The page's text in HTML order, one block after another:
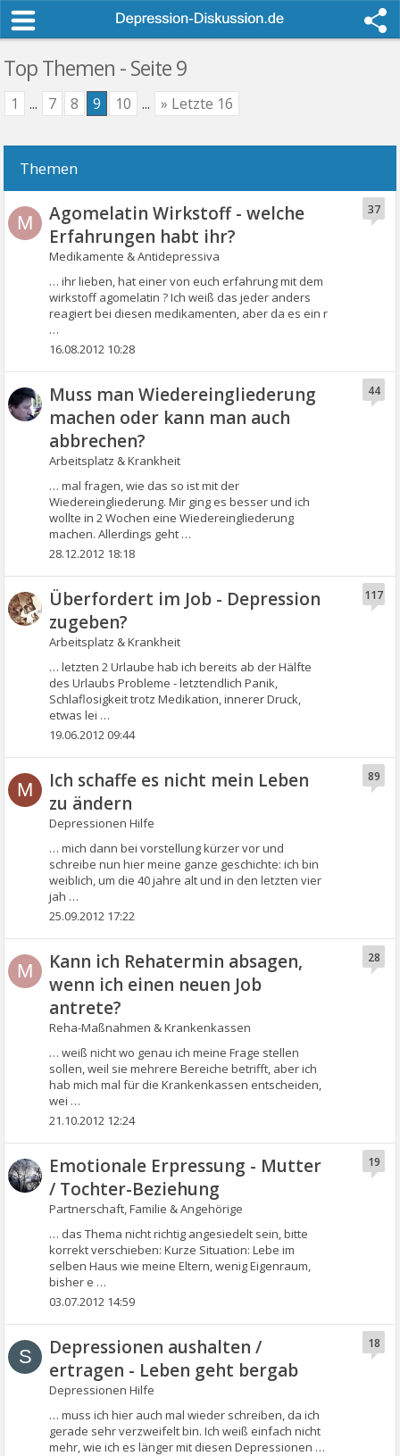
Top Themen - Seite 9
1 ... 7 8 9 10 ... » Letzte 16
Themen
M
Agomelatin Wirkstoff - welche
Erfahrungen habt ihr?
Medikamente & Antidepressiva
… ihr lieben, hat einer von euch erfahrung mit dem
wirkstoff agomelatin ? Ich weiß das jeder anders
reagiert bei diesen medikamenten, aber da es ein r
…
37
16.08.2012 10:28
Muss man Wiedereingliederung
machen oder kann man auch
abbrechen?
Arbeitsplatz & Krankheit
… mal fragen, wie das so ist mit der
Wiedereingliederung. Mir ging es besser und ich
wollte in 2 Wochen eine Wiedereingliederung
machen. Allerdings geht …
44
28.12.2012 18:18
Überfordert im Job - Depression
zugeben?
Arbeitsplatz & Krankheit
… letzten 2 Urlaube hab ich bereits ab der Hälfte
des Urlaubs Probleme - letztendlich Panik,
Schlaflosigkeit trotz Medikation, innerer Druck,
etwas lei …
117
19.06.2012 09:44
M
Ich schaffe es nicht mein Leben
zu ändern
Depressionen Hilfe
… mich dann bei vorstellung kürzer vor und
schreibe nun hier meine ganze geschichte: ich bin
weiblich, um die 40 jahre alt und in den letzten vier
jah …
89
25.09.2012 17:22
M
Kann ich Rehatermin absagen,
wenn ich einen neuen Job
antrete?
Reha-Maßnahmen & Krankenkassen
… weiß nicht wo genau ich meine Frage stellen
sollen, weil sie mehrere Bereiche betrifft, aber ich
hab mich mal für die Krankenkassen entscheiden,
wei …
28
21.10.2012 12:24
Emotionale Erpressung - Mutter
/ Tochter-Beziehung
Partnerschaft, Familie & Angehörige
… das Thema nicht richtig angesiedelt sein, bitte
korrekt verschieben: Kurze Situation: Lebe im
selben Haus wie meine Eltern, wenig Eigenraum,
bisher e …
19
03.07.2012 14:59
S
Depressionen aushalten /
ertragen - Leben geht bergab
Depressionen Hilfe
… muss ich hier auch mal wieder schreiben, da ich
gerade sehr verzweifelt bin. Ich weiß einfach nicht
mehr, wie ich es länger mit diesen Depressionen …
18